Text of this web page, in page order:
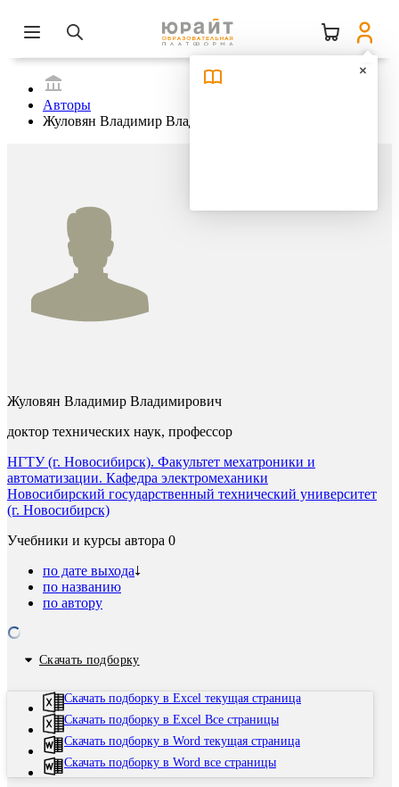
Авторы
Жуловян Владимир Владимирович
Жуловян Владимир Владимирович
доктор технических наук, профессор
НГТУ (г. Новосибирск). Факультет мехатроники и
автоматизации. Кафедра электромеханики
Новосибирский государственный технический университет
(г. Новосибирск)
Учебники и курсы автора 0
по дате выхода
по названию
по автору
Скачать подборку
Скачать подборку в Excel текущая страница
Скачать подборку в Excel Все страницы
Скачать подборку в Word текущая страница
Скачать подборку в Word все страницы